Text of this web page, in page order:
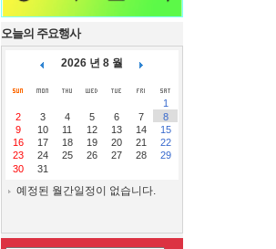
오늘의 주요행사
2026 년 8 월
1
2
3 4 5 6 7
8
9
10 11 12 13 14
15
16
17 18 19 20 21
22
23
24 25 26 27 28
29
30
31
예정된 월간일정이 없습니다.